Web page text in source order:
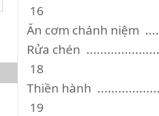
16
Ăn cơm chánh niệm
Rửa chén
18
Thiền hành
19